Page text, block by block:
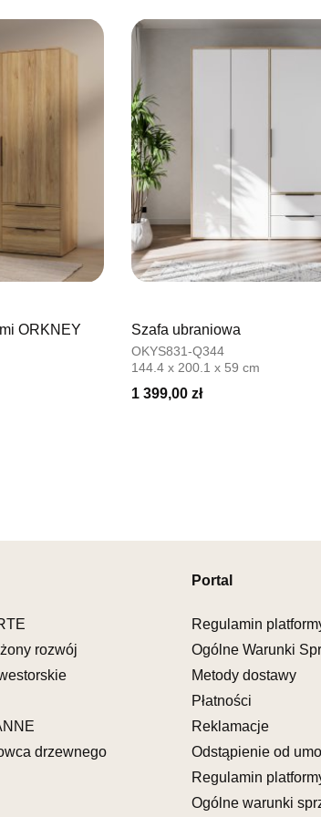
76-100
Pn-Pt:
SALON
Salon
UL.PLAC
76-200
Nr tel.
Adres e-
Pn-Pt:
SALON
78-600
Adres e-
Godziny
SALON
Salon
83-340
ORKNEY
Szafa ubraniowa
OKYS831-Q344
144.4 x 200.1 x 59 cm
1 399,00 zł
rozwój
drzewnego
Portal
Regulamin
Ogólne Warunki
Metody dostawy
Płatności
Reklamacje
Odstąpienie od
Regulamin
Ogólne warunki